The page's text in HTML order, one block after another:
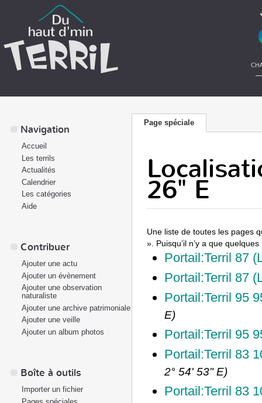
Page spéciale
26" E
Une liste de toutes les pages
». Puisqu’il n’y a que
Portail:Terril 87
Portail:Terril 87
Portail:Terril 95
E)
Portail:Terril 95
Portail:Terril 83
2° 54' 53" E)
Portail:Terril 83
Navigation
Accueil
Les terrils
Actualités
Calendrier
Les catégories
Aide
Contribuer
Ajouter une actu
Ajouter un évènement
Ajouter une observation
naturaliste
Ajouter une archive patrimoniale
Ajouter une veille
Ajouter un album photos
Boîte à outils
Importer un fichier
Pages spéciales